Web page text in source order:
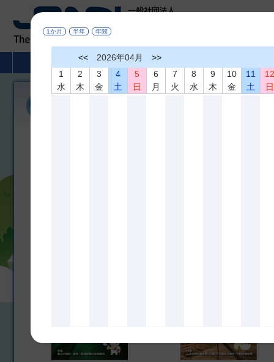
非破壊検査とは
1か月 半年 年間
<< 2026年04月
>>
1
水
2
木
3
金
4
土
5
日
6
月
7
火
8
水
9
木
10
金
11
土
日